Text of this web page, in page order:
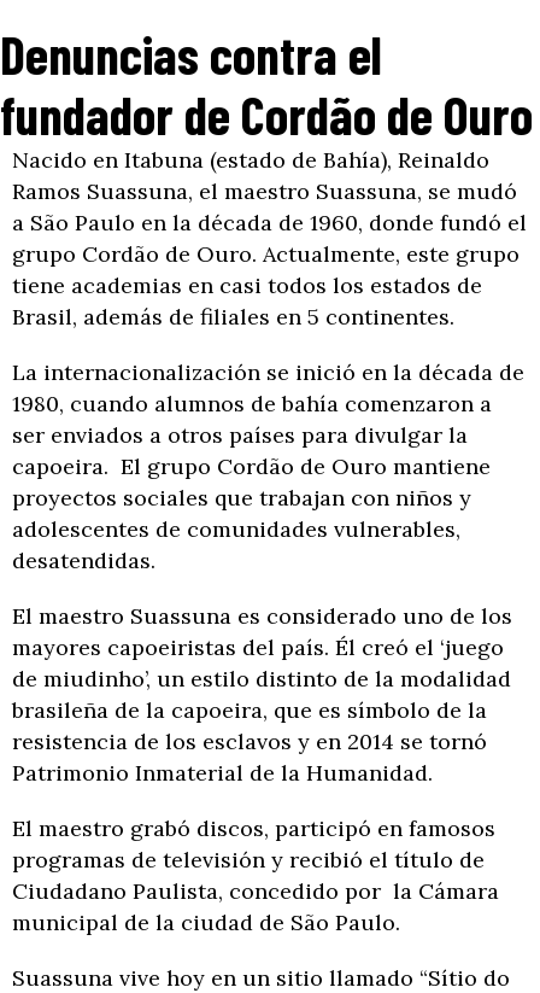
Denuncias contra el
fundador de Cordão de Ouro
Nacido en Itabuna (estado de Bahía), Reinaldo
Ramos Suassuna, el maestro Suassuna, se mudó
a São Paulo en la década de 1960, donde fundó el
grupo Cordão de Ouro. Actualmente, este grupo
tiene academias en casi todos los estados de
Brasil, además de filiales en 5 continentes.
La internacionalización se inició en la década de
1980, cuando alumnos de bahía comenzaron a
ser enviados a otros países para divulgar la
capoeira. El grupo Cordão de Ouro mantiene
proyectos sociales que trabajan con niños y
adolescentes de comunidades vulnerables,
desatendidas.
El maestro Suassuna es considerado uno de los
mayores capoeiristas del país. Él creó el ‘juego
de miudinho’, un estilo distinto de la modalidad
brasileña de la capoeira, que es símbolo de la
resistencia de los esclavos y en 2014 se tornó
Patrimonio Inmaterial de la Humanidad.
El maestro grabó discos, participó en famosos
programas de televisión y recibió el título de
Ciudadano Paulista, concedido por la Cámara
municipal de la ciudad de São Paulo.
Suassuna vive hoy en un sitio llamado “Sítio do